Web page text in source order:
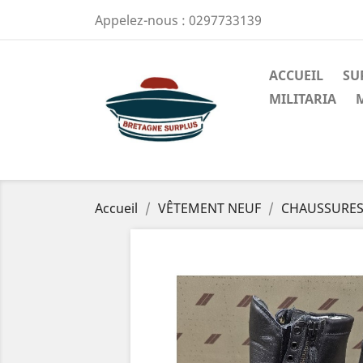
Appelez-nous : 0297733139
ACCUEIL
MILITARIA
Accueil VÊTEMENT NEUF CHAUSSURES